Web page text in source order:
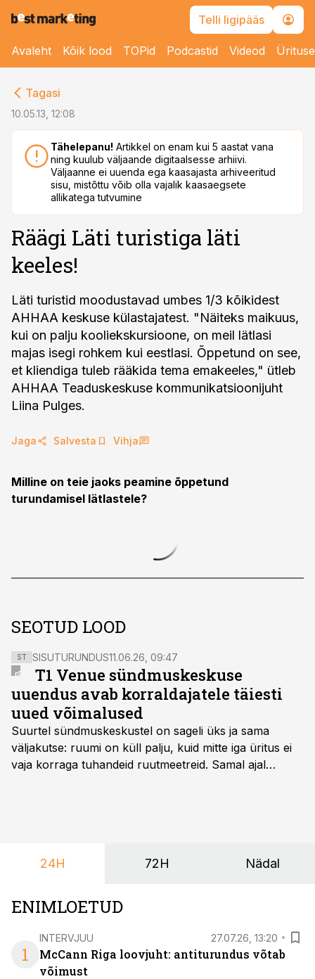
Telli ligipääs
Avaleht Kõik lood TOPid Podcastid Videod
Tagasi
10.05.13, 12:08
Tähelepanu! Artikkel on enam kui 5 aastat vana
ning kuulub väljaande digitaalsesse arhiivi.
Väljaanne ei uuenda ega kaasajasta arhiveeritud
sisu, mistõttu võib olla vajalik kaasaegsete
allikatega tutvumine
Räägi Läti turistiga läti
keeles!
Läti turistid moodustavad umbes 1/3 kõikidest
AHHAA keskuse külastajatest. "Näiteks maikuus,
kui on palju kooliekskursioone, on meil lätlasi
majas isegi rohkem kui eestlasi. Õppetund on see,
et kliendiga tuleb rääkida tema emakeeles," ütleb
AHHAA Teaduskeskuse kommunikatsioonijuht
Liina Pulges.
Jaga Salvesta Vihja
Milline on teie jaoks peamine õppetund
turundamisel lätlastele?
SEOTUD LOOD
ST SISUTURUNDUS11.06.26, 09:47
T1 Venue sündmuskeskuse
uuendus avab korraldajatele täiesti
uued võimalused
Suurtel sündmuskeskustel on sageli üks ja sama
väljakutse: ruumi on küll palju, kuid mitte iga üritus ei
vaja korraga tuhandeid ruutmeetreid. Samal ajal
nendele vajadustele vastanud uuendusega, mis pakub
24H 72H Nädal
ENIMLOETUD
1
INTERVJUU 27.07.26, 13:20
McCann Riga loovjuht: antiturundus võtab
võimust